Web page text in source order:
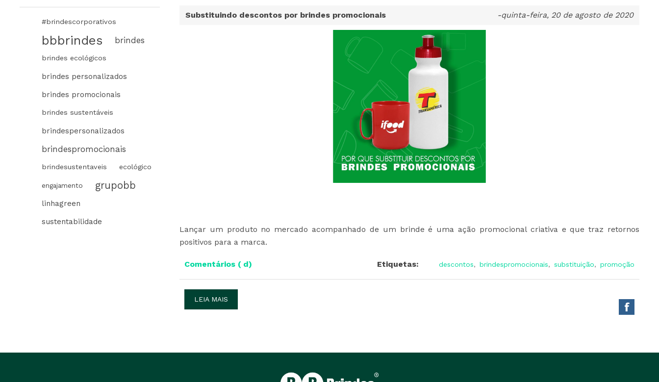
#brindescorporativos
bbbrindes brindes
brindes ecológicos
brindes personalizados
brindes promocionais
brindes sustentáveis
brindespersonalizados
brindespromocionais
brindesustentaveis ecológico
engajamento grupobb
linhagreen
sustentabilidade
Substituindo descontos por brindes promocionais -quinta-feira, 20 de agosto de 2020
Lançar um produto no mercado acompanhado de um brinde é uma ação promocional criativa e que traz retornos
positivos para a marca.
Etiquetas: descontos, brindespromocionais, substituição, promoção
Comentários ( d)
LEIA MAIS